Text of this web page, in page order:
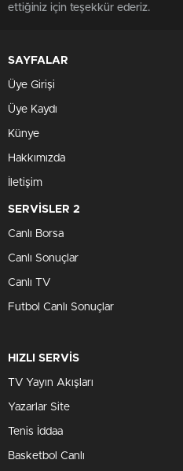
ettiğiniz için teşekkür ederiz.
SAYFALAR
Üye Girişi
Üye Kaydı
Künye
Hakkımızda
İletişim
SERVİSLER 2
Canlı Borsa
Canlı Sonuçlar
Canlı TV
Futbol Canlı Sonuçlar
HIZLI SERVİS
TV Yayın Akışları
Yazarlar Site
Tenis İddaa
Basketbol Canlı